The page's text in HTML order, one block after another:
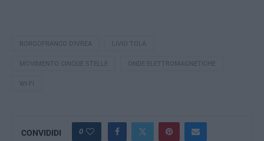
BORGOFRANCO D'IVREA LIVIO TOLA
MOVIMENTO CINQUE STELLE ONDE ELETTROMAGNETICHE
WI-FI
CONVIDIDI 0